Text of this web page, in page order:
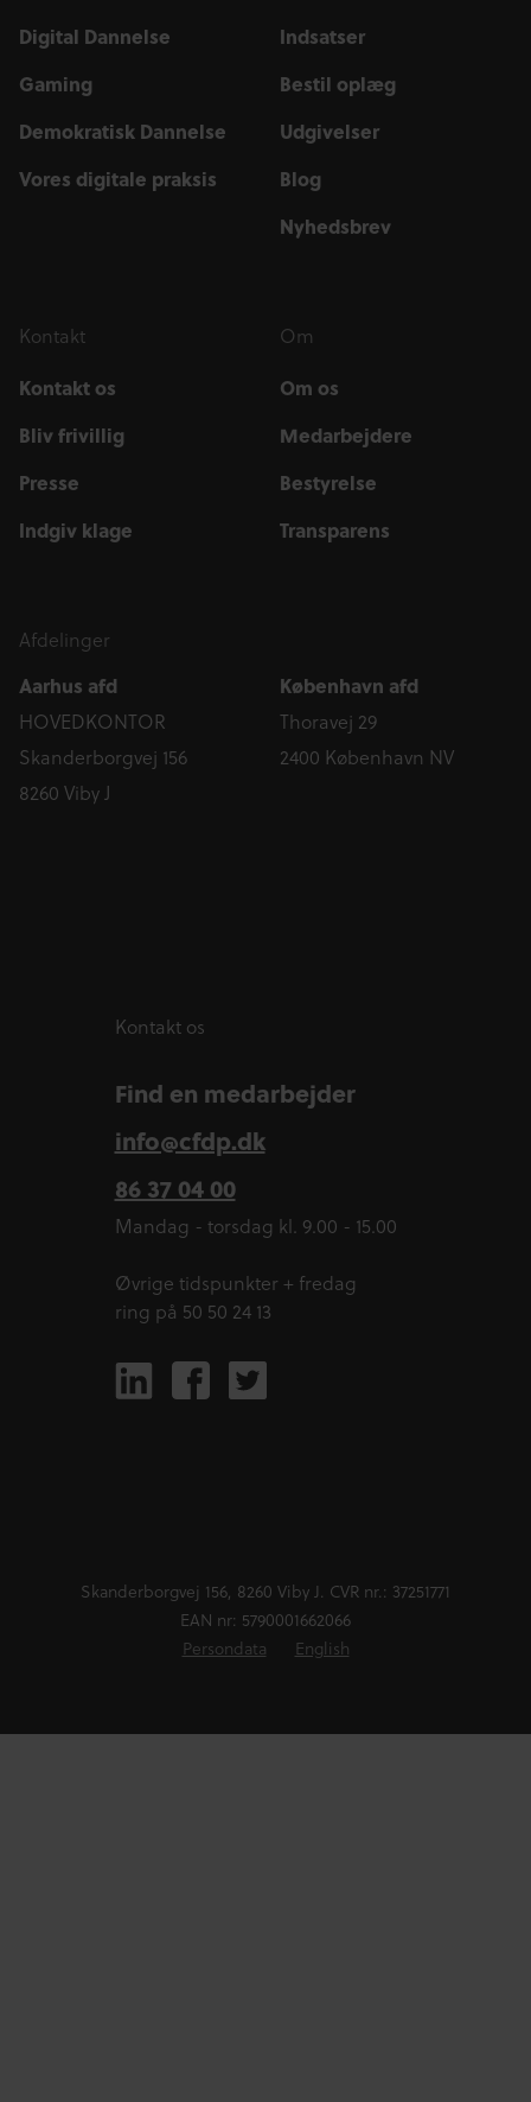
Digital Dannelse
Gaming
Demokratisk Dannelse
Vores digitale praksis
Indsatser
Bestil oplæg
Udgivelser
Blog
Nyhedsbrev
Kontakt
Kontakt os
Bliv frivillig
Presse
Indgiv klage
Om
Om os
Medarbejdere
Bestyrelse
Transparens
Afdelinger
Aarhus afd
HOVEDKONTOR
Skanderborgvej 156
8260 Viby J
København afd
Thoravej 29
2400 København NV
Kontakt os
Find en medarbejder
info@cfdp.dk
86 37 04 00
Mandag - torsdag kl. 9.00 - 15.00
Øvrige tidspunkter + fredag
ring på 50 50 24 13
Skanderborgvej 156, 8260 Viby J. CVR nr.: 37251771
EAN nr: 5790001662066
Persondata
English